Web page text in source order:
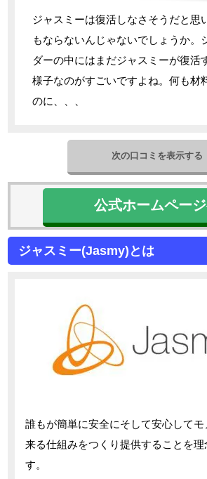
ジャスミーは復活しなさそうだと思
もならないんじゃないでしょうか。
ダーの中にはまだジャスミーが復活
様子なのがすごいですよね。何も材
のに、、、
次の口コミを表示する
公式ホームペー
ジャスミー(Jasmy)とは
誰もが簡単に安全にそして安心して
来る仕組みをつくり提供することを理
す。